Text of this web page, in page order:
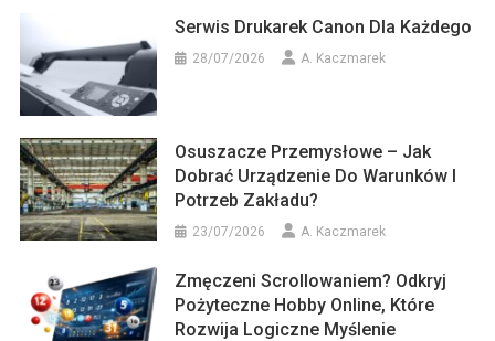
Serwis Drukarek Canon Dla Każdego
28/07/2026 A. Kaczmarek
Osuszacze Przemysłowe – Jak
Dobrać Urządzenie Do Warunków I
Potrzeb Zakładu?
23/07/2026 A. Kaczmarek
Zmęczeni Scrollowaniem? Odkryj
Pożyteczne Hobby Online, Które
Rozwija Logiczne Myślenie